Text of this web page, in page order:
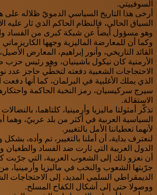
السوفييتي.
أرخى هذا التاريخ السياسي الدمويّ ظلاله على
السياق الحالي، فالنظام الحاكم الذي ثار عليه
وهو مسؤول أيضاً عن شبكة كبرى من الفساد
وكما أن للمعارضة الماليزية وجهها الكاريزماتي
القائد التاريخي، وأنور إبراهيم، المعارض
الأرمنية كان نيكول باشينيان، وهو رئيس
الاحتجاجات الشعبية دفعته لتخطّي حاجز عدد
الذي يملك الأغلبية في البرلمان، كما أنها
سيرج سركيسيان، رمز النخبة الحاكمة
الاستقالة.
تذكّر أمثولتا ماليزيا وأرمينيا، كلتاهما،
السياسية العربية في أكثر من بلد عربيّ، وهما
لأنهما تعطياننا الأمل بالتغيير.
لنعترف بداية، أن أملنا بالتغيير، تم وأده،
الدول العربية التي ثارت ضد الفساد
أن نعزو ذلك إلى الشعوب العربية، التي جرّبت
جرّبتها الشعوب والنخب في ماليزيا وأرمينيا،
الديمقراطي السلمي المديد، إلى الاحتجاجات
ووصولا حتى إلى أشكال الكفاح المسلح.